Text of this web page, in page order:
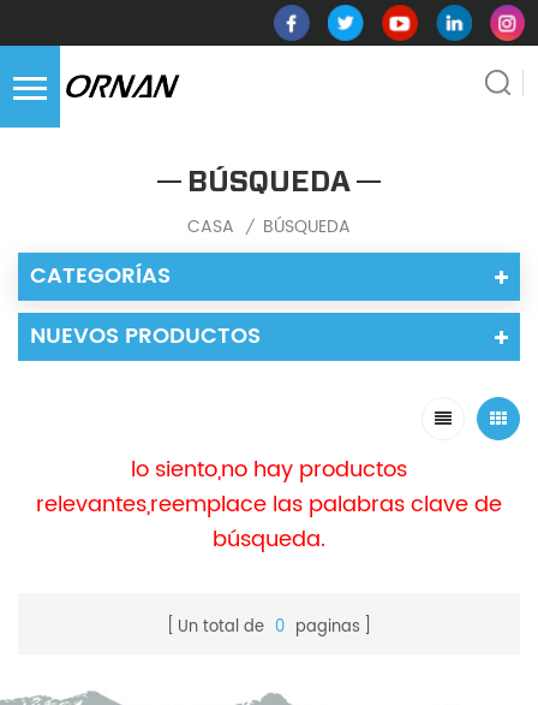
BÚSQUEDA
CASA / BÚSQUEDA
CATEGORÍAS
NUEVOS PRODUCTOS
lo siento,no hay productos
relevantes,reemplace las palabras clave de
búsqueda.
Un total de 0 paginas